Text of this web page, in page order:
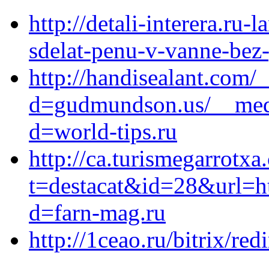
http://detali-interera.ru-
sdelat-penu-v-vanne-
http://handisealant.com/
d=gudmundson.us/
d=world-tips.ru
http://
d=farn-mag.ru
http://1ceao.ru/bitrix/